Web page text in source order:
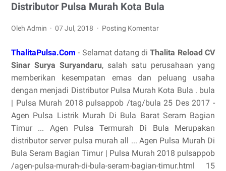
Distributor Pulsa Murah Kota Bula
Oleh Admin 07 Jul, 2018 Posting Komentar
ThalitaPulsa.Com - Selamat datang diThalita Reload CV
Sinar Surya Suryandaru, salah satu perusahaan yang
memberikan kesempatan emas dan peluang usaha
dengan menjadi Distributor Pulsa Murah Kota Bula . bula
| Pulsa Murah 2018 pulsappob /tag/bula 25 Des 2017 -
Agen Pulsa Listrik Murah Di Bula Barat Seram Bagian
Timur ... Agen Pulsa Termurah Di Bula Merupakan
distributor server pulsa murah all ... Agen Pulsa Murah Di
Bula Seram Bagian Timur | Pulsa Murah 2018 pulsappob
/agen-pulsa-murah-di-bula-seram-bagian-timur.html 15